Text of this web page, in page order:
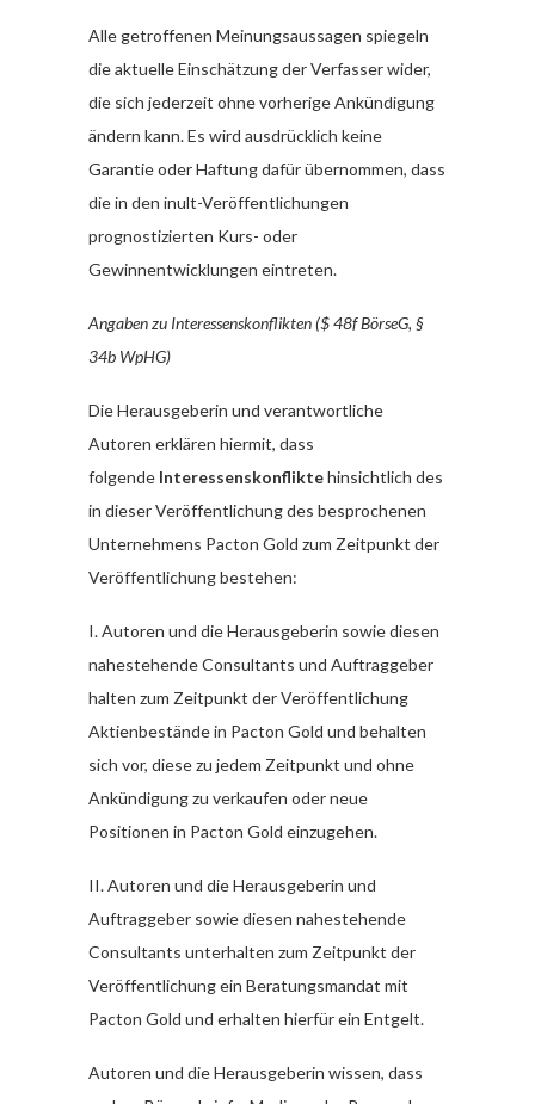
Alle getroffenen Meinungsaussagen spiegeln
die aktuelle Einschätzung der Verfasser wider,
die sich jederzeit ohne vorherige Ankündigung
ändern kann. Es wird ausdrücklich keine
Garantie oder Haftung dafür übernommen, dass
die in den inult-Veröffentlichungen
prognostizierten Kurs- oder
Gewinnentwicklungen eintreten.
Angaben zu Interessenskonflikten ($ 48f BörseG, §
34b WpHG)
Die Herausgeberin und verantwortliche
Autoren erklären hiermit, dass
folgende Interessenskonfliktehinsichtlich des
in dieser Veröffentlichung des besprochenen
Unternehmens Pacton Gold zum Zeitpunkt der
Veröffentlichung bestehen:
I. Autoren und die Herausgeberin sowie diesen
nahestehende Consultants und Auftraggeber
halten zum Zeitpunkt der Veröffentlichung
Aktienbestände in Pacton Gold und behalten
sich vor, diese zu jedem Zeitpunkt und ohne
Ankündigung zu verkaufen oder neue
Positionen in Pacton Gold einzugehen.
II. Autoren und die Herausgeberin und
Auftraggeber sowie diesen nahestehende
Consultants unterhalten zum Zeitpunkt der
Veröffentlichung ein Beratungsmandat mit
Pacton Gold und erhalten hierfür ein Entgelt.
Autoren und die Herausgeberin wissen, dass